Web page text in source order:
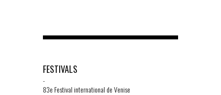
FESTIVALS
-
83e Festival international de Venise